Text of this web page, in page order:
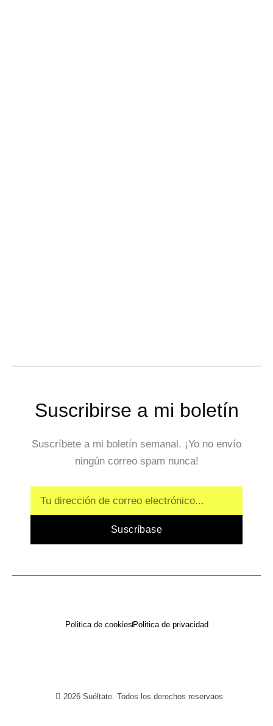
Suscribirse a mi boletín
Suscríbete a mi boletín semanal. ¡Yo no envío
ningún correo spam nunca!
Email
Suscríbase
Politica de cookiesPolitica de privacidad
2026 Suéltate. Todos los derechos reservaos